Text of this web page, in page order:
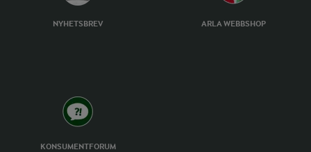
NYHETSBREV ARLA WEBBSHOP
KONSUMENTFORUM